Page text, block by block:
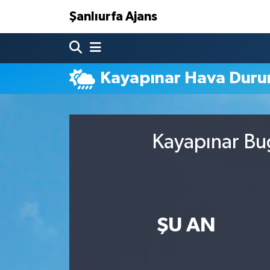
Şanlıurfa Ajans
Kayapınar Hava
Kayapınar
ŞU AN
Nöbetçi Eczaneler
Hava Durumu